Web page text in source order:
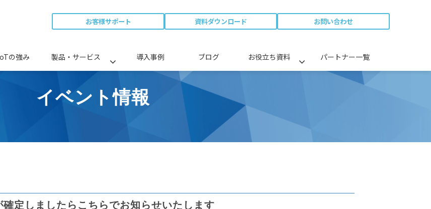
お客様サポート 資料ダウンロード お問い合わせ
の強み 製品・サービス 導入事例 ブログ お役立ち資料 パートナー一覧
イベント情報
確定しましたらこちらでお知らせいたします